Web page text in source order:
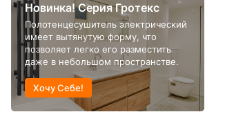
Новинка! Серия Гротекс
Полотенцесушитель электрический
имеет вытянутую форму, что
позволяет легко его разместить
даже в небольшом пространстве.
Хочу Себе!